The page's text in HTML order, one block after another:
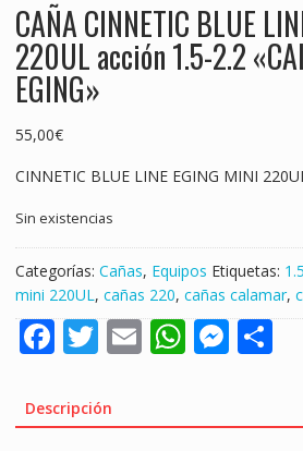
CAÑA CINNETIC BLUE
220UL acción 1.5-2.2
EGING»
55,00€
CINNETIC BLUE LINE EGING MINI
Sin existencias
Categorías: Cañas, Equipos Etiquetas:
mini 220UL, cañas 220, cañas calamar,
F
e
b
T
itt
er
E
l
W
s
M
e
S
e
Descripción